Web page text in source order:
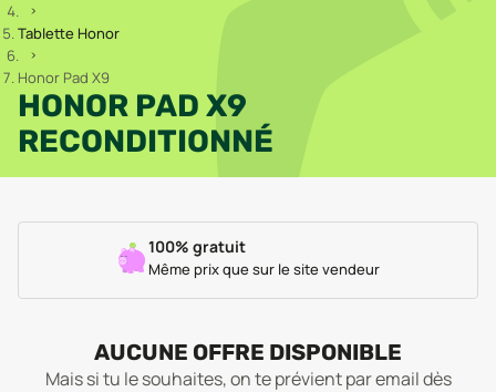
Tablette Honor
Honor Pad X9
HONOR PAD X9
RECONDITIONNÉ
100% gratuit
Même prix que sur le site vendeur
AUCUNE OFFRE DISPONIBLE
Mais si tu le souhaites, on te prévient par email dès